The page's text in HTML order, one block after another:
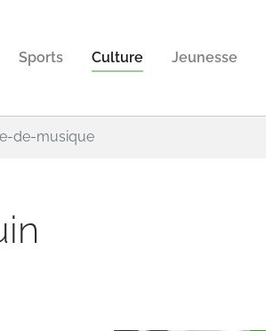
Sports Culture Jeunesse
de-musique